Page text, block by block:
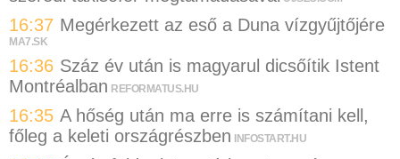
16:37 Megérkezett az eső a Duna vízgyűjtőjére
MA7.SK
16:36 Száz év után is magyarul dicsőítik Istent
Montréalban REFORMATUS.HU
16:35 A hőség után ma erre is számítani kell,
főleg a keleti országrészben
INFOSTART.HU